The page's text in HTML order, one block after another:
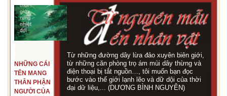
NHỮNG CÁI
TÊN MANG
THÂN PHẬN
NGƯỜI CỦA
Từ những đường dây lừa đảo xuyên biên giới,
từ những căn phòng trọ ám mùi dây thừng và
điện thoại bị tắt nguồn…, tôi muốn bạn đọc
bước vào thế giới lạnh lẽo và dữ dội của thời
đại dữ liệu,... (DƯƠNG BÌNH NGUYÊN)